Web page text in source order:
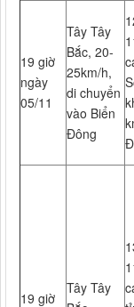
19 giờ
ngày
05/11
Tây Tây
Bắc, 20­
25km/h,
di chuyển
vào Biển
Đông
19 giờ
Tây Tây